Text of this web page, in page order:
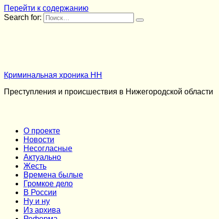
Перейти к содержанию
Search for:
Криминальная хроника НН
Преступления и происшествия в Нижегородской области
О проекте
Новости
Несогласные
Актуально
Жесть
Времена былые
Громкое дело
В России
Ну и ну
Из архива